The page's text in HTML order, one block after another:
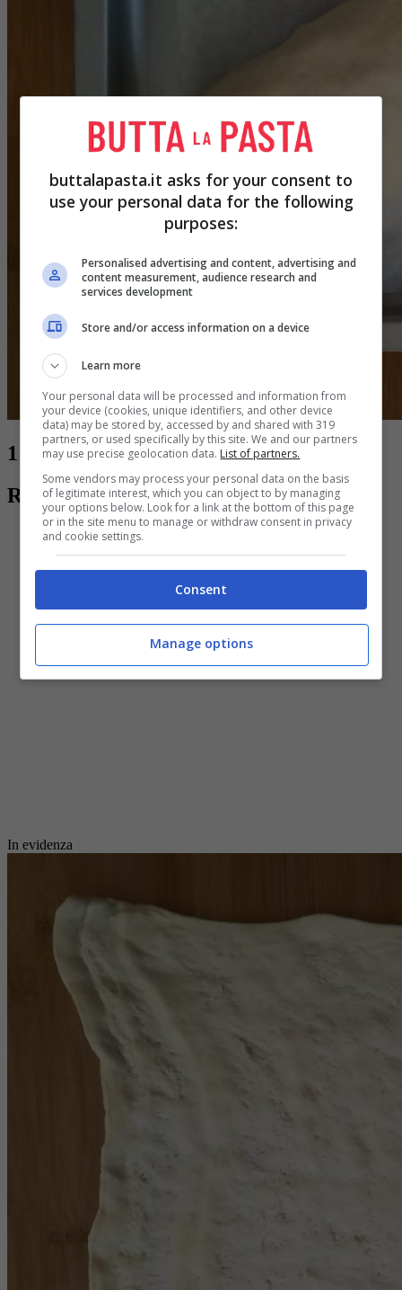
1 di 4Dai la forma e si va in forno
Rotolo di pane ricco
In evidenza
buttalapasta.it asks for your consent to
use your personal data for the following
purposes:
Personalised advertising and content, advertising and
content measurement, audience research and
services development
Store and/or access information on a device
Learn more
Your personal data will be processed and information from
your device (cookies, unique identifiers, and other device
data) may be stored by, accessed by and shared with 319
partners, or used specifically by this site. We and our partners
may use precise geolocation data. List of partners.
Some vendors may process your personal data on the basis
of legitimate interest, which you can object to by managing
your options below. Look for a link at the bottom of this page
or in the site menu to manage or withdraw consent in privacy
and cookie settings.
Consent
Manage options